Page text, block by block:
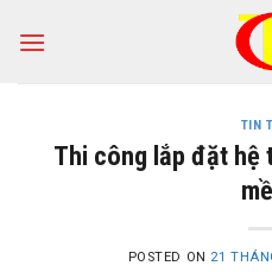
TIN
Thi công lắp đặt hệ
POSTED ON 21